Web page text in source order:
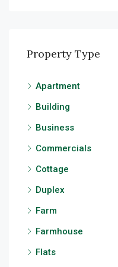
Property Type
Apartment
Building
Business
Commercials
Cottage
Duplex
Farm
Farmhouse
Flats